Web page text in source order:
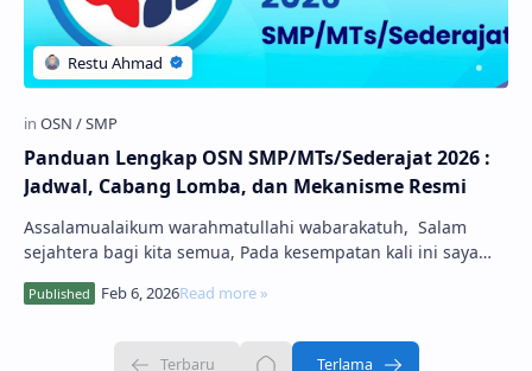
Panduan Lengkap OSN SMP/MTs/Sederajat 2026 :
Jadwal, Cabang Lomba, dan Mekanisme Resmi
Assalamualaikum warahmatullahi wabarakatuh, Salam
sejahtera bagi kita semua, Pada kesempatan kali ini saya